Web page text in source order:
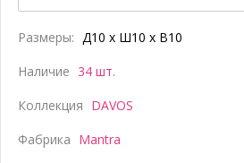
Размеры: Д10 x Ш10 x В10
Наличие 34 шт.
Коллекция DAVOS
Фабрика Mantra